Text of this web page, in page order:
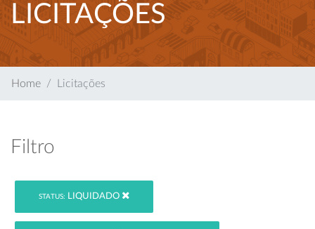
LICITAÇÕES
Home Licitações
Filtro
STATUS: LIQUIDADO